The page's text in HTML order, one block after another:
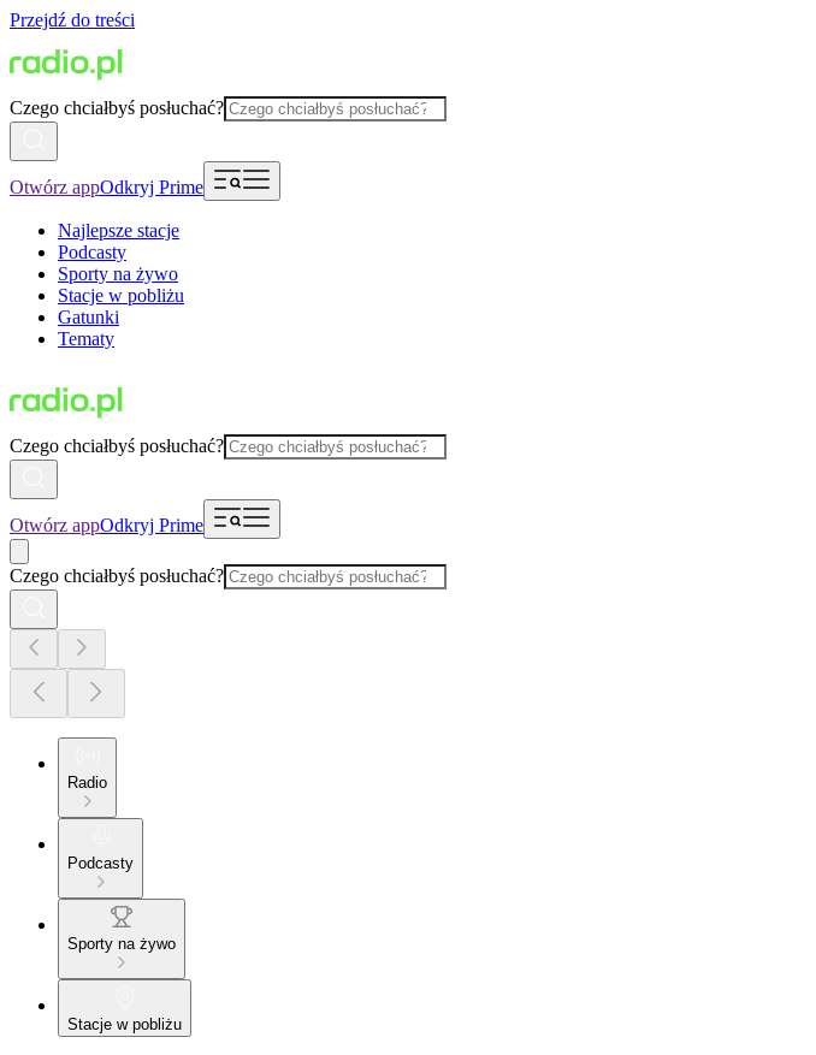
Przejdź do treści
Czego chciałbyś posłuchać?
Otwórz appOdkryj Prime
Najlepsze stacje
Podcasty
Sporty na żywo
Stacje w pobliżu
Gatunki
Tematy
Czego chciałbyś posłuchać?
Otwórz appOdkryj Prime
Czego chciałbyś posłuchać?
Radio
Podcasty
Sporty na żywo
Stacje w pobliżu